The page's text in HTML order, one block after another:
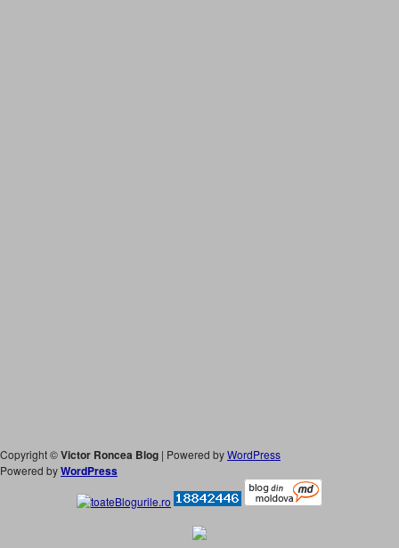
Copyright ©Victor Roncea Blog | Powered byWordPress
Powered byWordPress